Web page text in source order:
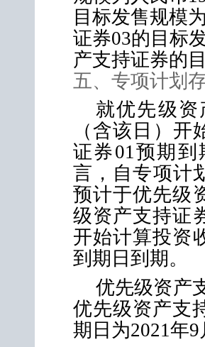
目标发售规模
证券03的目标
产支持证券的
五、专项计划
就优先级
（含该日）
证券01预期到
言，自专项计
预计于优先级
级资产支持证
开始计算投资
到期日到期。
优先级资产
优先级资产支
期日为2021年9